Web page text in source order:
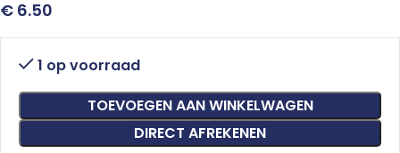
€ 6.50
1 op voorraad
TOEVOEGEN AAN WINKELWAGEN
DIRECT AFREKENEN